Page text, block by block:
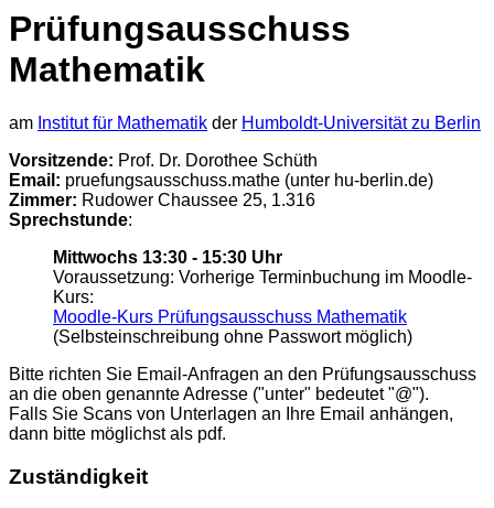
Prüfungsausschuss
Mathematik
am Institut für Mathematik der Humboldt-Universität zu Berlin
Vorsitzende: Prof. Dr. Dorothee Schüth
Email: pruefungsausschuss.mathe (unter hu-berlin.de)
Zimmer: Rudower Chaussee 25, 1.316
Sprechstunde:
Mittwochs 13:30 - 15:30 Uhr
Voraussetzung: Vorherige Terminbuchung im Moodle-
Kurs:
Moodle-Kurs Prüfungsausschuss Mathematik
(Selbsteinschreibung ohne Passwort möglich)
Bitte richten Sie Email-Anfragen an den Prüfungsausschuss
an die oben genannte Adresse ("unter" bedeutet "@").
Falls Sie Scans von Unterlagen an Ihre Email anhängen,
dann bitte möglichst als pdf.
Zuständigkeit